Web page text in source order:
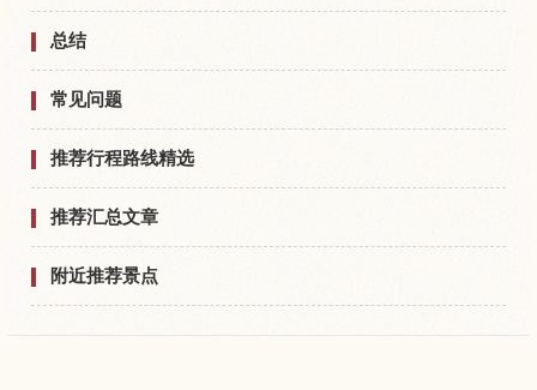
总结
常见问题
推荐行程路线精选
推荐汇总文章
附近推荐景点